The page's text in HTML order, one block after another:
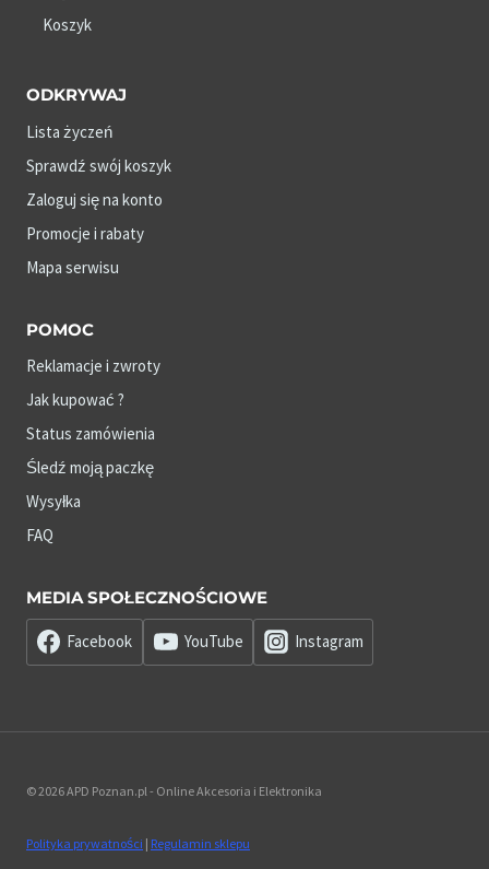
Koszyk
ODKRYWAJ
Lista życzeń
Sprawdź swój koszyk
Zaloguj się na konto
Promocje i rabaty
Mapa serwisu
POMOC
Reklamacje i zwroty
Jak kupować ?
Status zamówienia
Śledź moją paczkę
Wysyłka
FAQ
MEDIA SPOŁECZNOŚCIOWE
Facebook YouTube Instagram
© 2026 APD Poznan.pl - Online Akcesoria i Elektronika
Polityka prywatności | Regulamin sklepu